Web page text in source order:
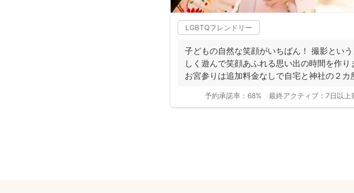
LGBTQフレンドリー
子どもの自然な笑顔がいちばん！ 撮影とい
しく遊んで笑顔あふれる思い出の時間を作り
お宮参りは追加料金なしで自宅と神社の２カ
予約承諾率： 68% 最終アクティブ： 7日以上
撮影基本料
平日
土日祝
安心・うれしいをまる